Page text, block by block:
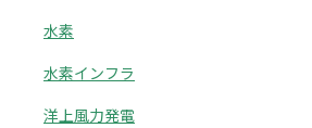
水素
水素インフラ
洋上風力発電